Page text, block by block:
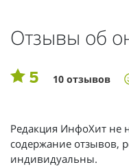
Отзывы об
5 10 отзывов
Редакция ИнфоХит не
содержание отзывов,
индивидуальны.